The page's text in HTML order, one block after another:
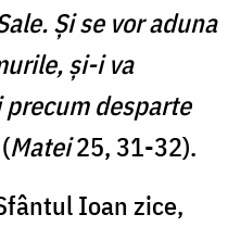
Și se vor aduna
și-i va
desparte
(Matei25, 31-32).
Ioan zice,